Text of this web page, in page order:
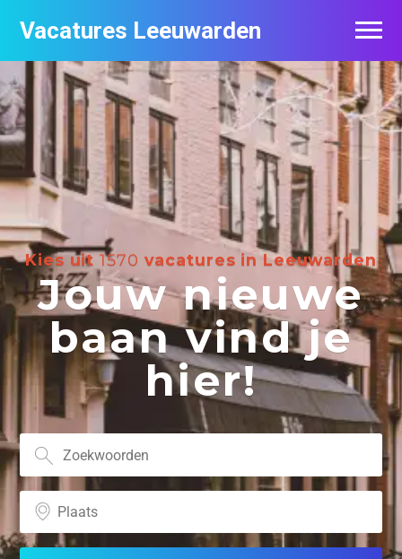
Vacatures Leeuwarden
Kies uit1570 vacatures in Leeuwarden
Jouw nieuwe
baan vind je
hier!
Vacatures per bedrijf
De populairste vacatures in Leeuwarden
Nieuwsbrief feed